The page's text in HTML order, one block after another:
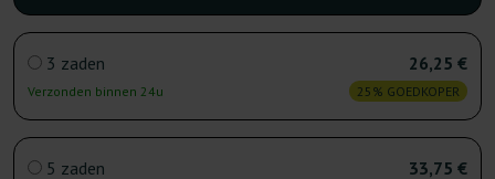
3 zaden
Verzonden binnen 24u
26,25 €
25% GOEDKOPER
5 zaden 33,75 €